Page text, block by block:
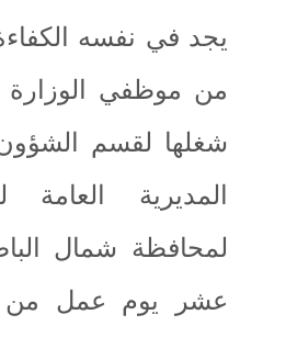
يجد في نفسه
من موظفي
شغلها لقسم الشؤون
المديرية العامة
لمحافظة شمال
عشر يوم عمل من